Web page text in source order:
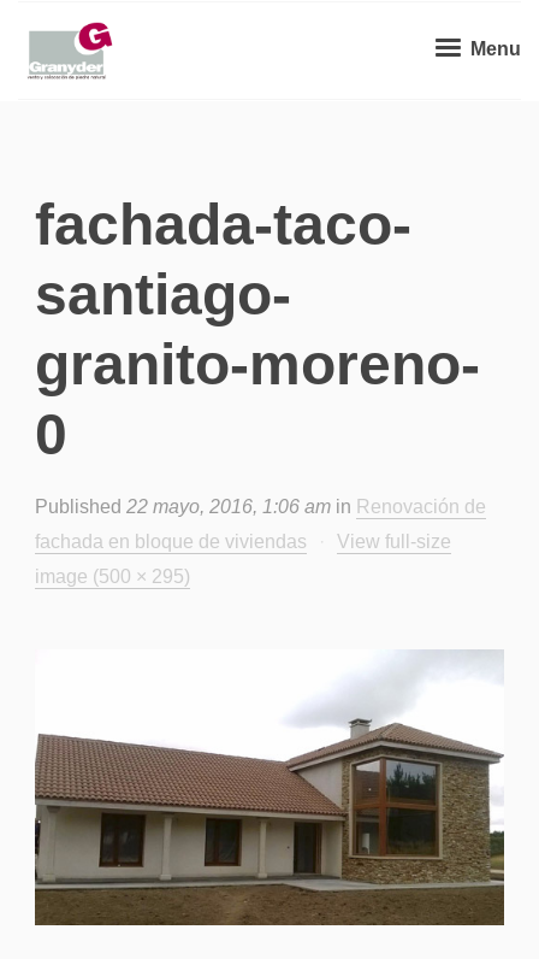
Menu
fachada-taco-
santiago-
granito-moreno-
0
Published22 mayo, 2016, 1:06 am in Renovación de
fachada en bloque de viviendas
·
View full-size
image (500 × 295)